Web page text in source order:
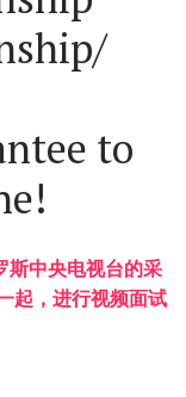
to
斯中央电视台的采
起，进行视频面试